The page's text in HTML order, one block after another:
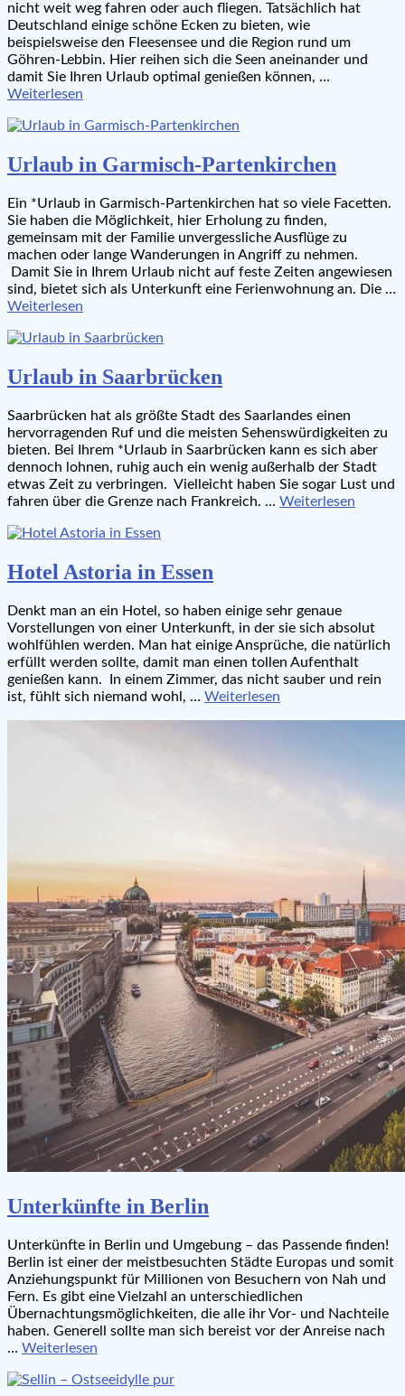
nicht weit weg fahren oder auch fliegen. Tatsächlich hat
Deutschland einige schöne Ecken zu bieten, wie
beispielsweise den Fleesensee und die Region rund um
Göhren-Lebbin. Hier reihen sich die Seen aneinander und
damit Sie Ihren Urlaub optimal genießen können, …
Weiterlesen
Urlaub in Garmisch-Partenkirchen
Ein *Urlaub in Garmisch-Partenkirchen hat so viele Facetten.
Sie haben die Möglichkeit, hier Erholung zu finden,
gemeinsam mit der Familie unvergessliche Ausflüge zu
machen oder lange Wanderungen in Angriff zu nehmen.
Damit Sie in Ihrem Urlaub nicht auf feste Zeiten angewiesen
sind, bietet sich als Unterkunft eine Ferienwohnung an. Die …
Weiterlesen
Urlaub in Saarbrücken
Saarbrücken hat als größte Stadt des Saarlandes einen
hervorragenden Ruf und die meisten Sehenswürdigkeiten zu
bieten. Bei Ihrem *Urlaub in Saarbrücken kann es sich aber
dennoch lohnen, ruhig auch ein wenig außerhalb der Stadt
etwas Zeit zu verbringen. Vielleicht haben Sie sogar Lust und
fahren über die Grenze nach Frankreich. … Weiterlesen
Hotel Astoria in Essen
Denkt man an ein Hotel, so haben einige sehr genaue
Vorstellungen von einer Unterkunft, in der sie sich absolut
wohlfühlen werden. Man hat einige Ansprüche, die natürlich
erfüllt werden sollte, damit man einen tollen Aufenthalt
genießen kann. In einem Zimmer, das nicht sauber und rein
ist, fühlt sich niemand wohl, … Weiterlesen
Unterkünfte in Berlin
Unterkünfte in Berlin und Umgebung – das Passende finden!
Berlin ist einer der meistbesuchten Städte Europas und somit
Anziehungspunkt für Millionen von Besuchern von Nah und
Fern. Es gibt eine Vielzahl an unterschiedlichen
Übernachtungsmöglichkeiten, die alle ihr Vor- und Nachteile
haben. Generell sollte man sich bereist vor der Anreise nach
… Weiterlesen